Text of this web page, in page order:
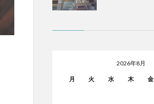
2026年8月
月 火 水 木 金